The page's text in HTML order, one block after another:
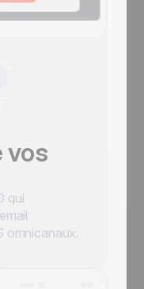
vos
qui
omnicanaux.